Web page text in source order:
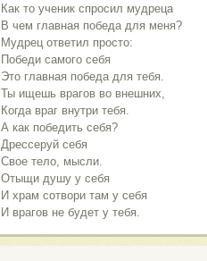
Как то ученик спросил мудреца
В чем главная победа для меня?
Мудрец ответил просто:
Победи самого себя
Это главная победа для тебя.
Ты ищешь врагов во внешних,
Когда враг внутри тебя.
А как победить себя?
Дрессеруй себя
Свое тело, мысли.
Отыщи душу у себя
И храм сотвори там у себя
И врагов не будет у тебя.